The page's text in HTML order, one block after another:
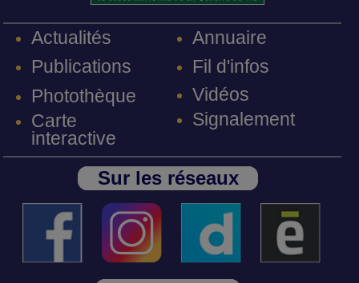
Actualités
Publications
Photothèque
Carte
interactive
Annuaire
Fil d'infos
Vidéos
Signalement
Sur les réseaux